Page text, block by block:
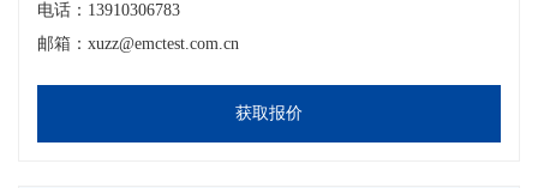
电话：13910306783
邮箱：xuzz@emctest.com.cn
获取报价